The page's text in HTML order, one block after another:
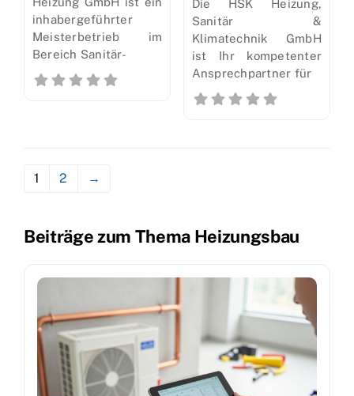
inhabergeführter
Meisterbetrieb im
Bereich Sanitär-
Die HSK Heizung,
Sanitär &
Klimatechnik GmbH
ist Ihr kompetenter
Ansprechpartner für
1 2 →
Beiträge zum Thema Heizungsbau